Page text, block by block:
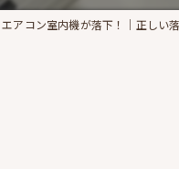
エアコン室内機が落下！｜正しい